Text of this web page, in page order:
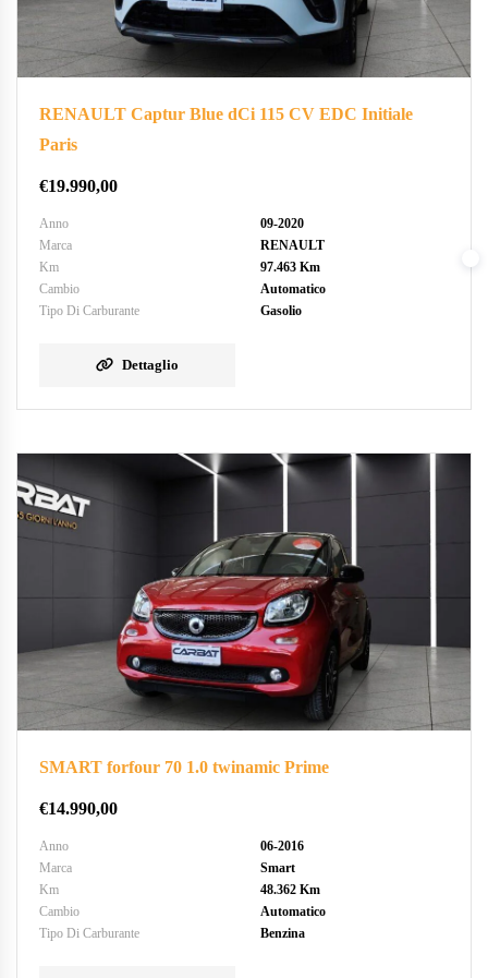
RENAULT Captur Blue dCi 115 CV EDC Initiale
Paris
€19.990,00
Anno
09-2020
Marca
RENAULT
Km
97.463 Km
Cambio
Automatico
Tipo Di Carburante
Gasolio
Dettaglio
SMART forfour 70 1.0 twinamic Prime
€14.990,00
Anno
06-2016
Marca
Smart
Km
48.362 Km
Cambio
Automatico
Tipo Di Carburante
Benzina